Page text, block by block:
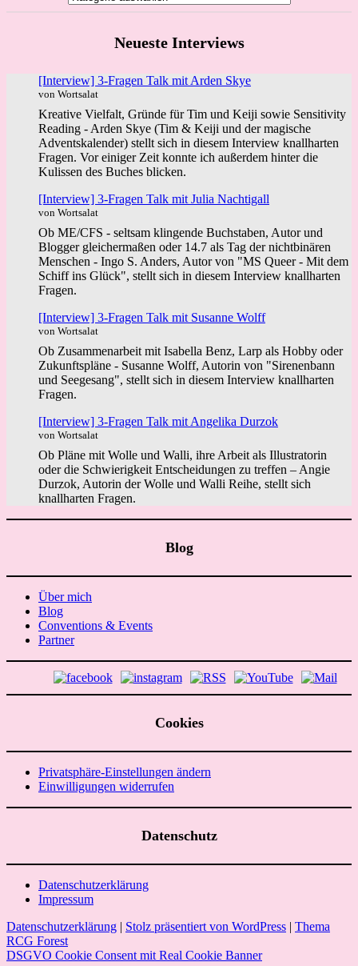
Neueste Interviews
[Interview] 3-Fragen Talk mit Arden Skye
von Wortsalat
Kreative Vielfalt, Gründe für Tim und Keiji sowie Sensitivity
Reading - Arden Skye (Tim & Keiji und der magische
Adventskalender) stellt sich in diesem Interview knallharten
Fragen. Vor einiger Zeit konnte ich außerdem hinter die
Kulissen des Buches blicken.
[Interview] 3-Fragen Talk mit Julia Nachtigall
von Wortsalat
Ob ME/CFS - seltsam klingende Buchstaben, Autor und
Blogger gleichermaßen oder 14.7 als Tag der nichtbinären
Menschen - Ingo S. Anders, Autor von "MS Queer - Mit dem
Schiff ins Glück", stellt sich in diesem Interview knallharten
Fragen.
[Interview] 3-Fragen Talk mit Susanne Wolff
von Wortsalat
Ob Zusammenarbeit mit Isabella Benz, Larp als Hobby oder
Zukunftspläne - Susanne Wolff, Autorin von "Sirenenbann
und Seegesang", stellt sich in diesem Interview knallharten
Fragen.
[Interview] 3-Fragen Talk mit Angelika Durzok
von Wortsalat
Ob Pläne mit Wolle und Walli, ihre Arbeit als Illustratorin
oder die Schwierigkeit Entscheidungen zu treffen – Angie
Durzok, Autorin der Wolle und Walli Reihe, stellt sich
knallharten Fragen.
Blog
Über mich
Blog
Conventions & Events
Partner
Cookies
Privatsphäre-Einstellungen ändern
Einwilligungen widerrufen
Datenschutz
Datenschutzerklärung
Impressum
Datenschutzerklärung | Stolz präsentiert von WordPress | Thema
RCG Forest
DSGVO Cookie Consent mit Real Cookie Banner